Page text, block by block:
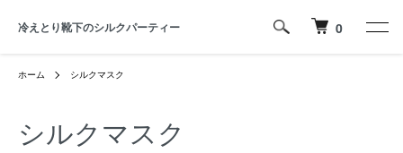
冷えとり靴下のシルクパーティー 0
ホーム シルクマスク
シルクマスク